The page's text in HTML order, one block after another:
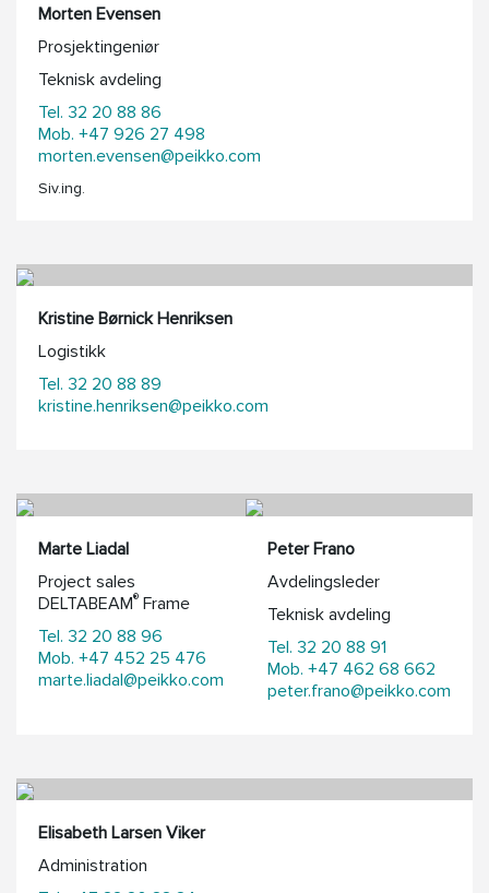
Morten Evensen
Prosjektingeniør
Teknisk avdeling
Tel. 32 20 88 86
Mob. +47 926 27 498
morten.evensen@peikko.com
Siv.ing.
Kristine Børnick Henriksen
Logistikk
Tel. 32 20 88 89
kristine.henriksen@peikko.com
Marte Liadal
Project sales
DELTABEAM® Frame
Tel. 32 20 88 96
Mob. +47 452 25 476
marte.liadal@peikko.com
Peter Frano
Avdelingsleder
Teknisk avdeling
Tel. 32 20 88 91
Mob. +47 462 68 662
peter.frano@peikko.com
Elisabeth Larsen Viker
Administration